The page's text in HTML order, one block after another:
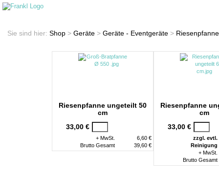
Sie sind hier: Shop > Geräte > Geräte - Eventgeräte >
Riesenpfanne ungeteilt 50
cm
33,00 €
+ MwSt.
6,60 €
Brutto Gesamt
39,60 €
Riesenpfanne
cm
33,00 €
zzgl. evtl.
Reinigung
+ MwSt.
Brutto Gesamt